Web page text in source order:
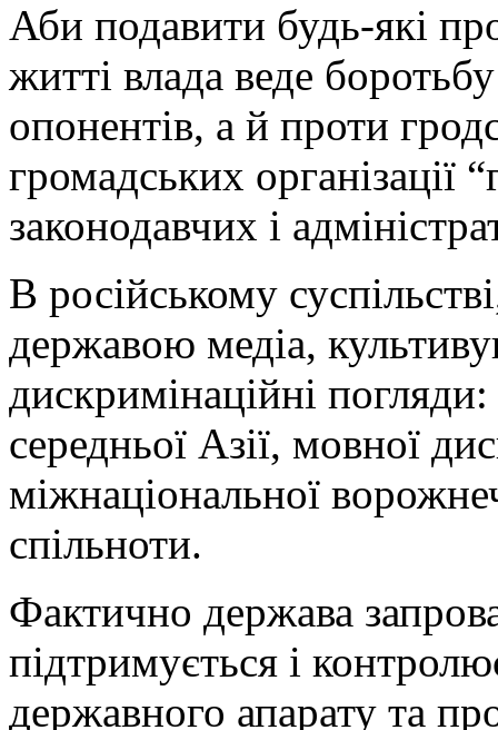
Аби подавити будь-які
житті влада веде
опонентів, а й проти
громадських організації
законодавчих і
В російському
державою медіа,
дискримінаційні
середньої Азії, мовної
міжнаціональної
спільноти.
Фактично держава
підтримується і
державного апарату та